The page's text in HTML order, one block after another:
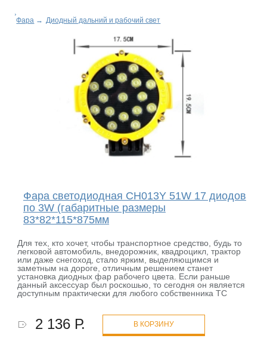
Фара → Диодный дальний и рабочий свет
Фара светодиодная CH013Y 51W 17 диодов
по 3W (габаритные размеры
83*82*115*875мм
Для тех, кто хочет, чтобы транспортное средство, будь то
легковой автомобиль, внедорожник, квадроцикл, трактор
или даже снегоход, стало ярким, выделяющимся и
заметным на дороге, отличным решением станет
установка диодных фар рабочего цвета. Если раньше
данный аксессуар был роскошью, то сегодня он является
доступным практически для любого собственника ТС
2 136 Р. В КОРЗИНУ